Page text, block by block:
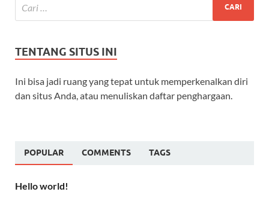
TENTANG SITUS INI
Ini bisa jadi ruang yang tepat untuk memperkenalkan diri
dan situs Anda, atau menuliskan daftar penghargaan.
POPULAR COMMENTS TAGS
Hello world!